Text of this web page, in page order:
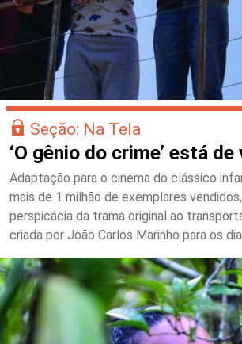
Seção: Na Tela
‘O gênio do crime’ está
Adaptação para o cinema do clássico
mais de 1 milhão de exemplares
perspicácia da trama original ao
criada por João Carlos Marinho para os